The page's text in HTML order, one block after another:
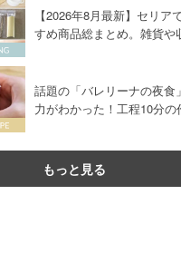
【2026年8月最新】セリア
すめ商品総まとめ。雑貨や
話題の「バレリーナの夜食
力がわかった！工程10分の
もっと見る